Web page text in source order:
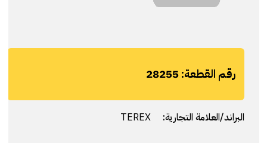
رقم القطعة:28255
البراند/العلامة التجارية: TEREX